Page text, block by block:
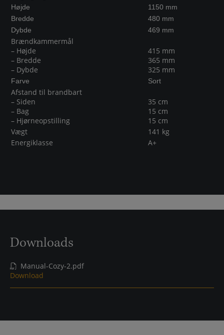
Højde
1150 mm
Bredde
480 mm
Dybde
469 mm
Brændkammermål
– Højde
– Bredde
– Dybde
415 mm
365 mm
325 mm
Farve Sort
Afstand til brandbart
– Siden
– Bag
– Hjørneopstilling
35 cm
15 cm
15 cm
Vægt
141 kg
Energiklasse
A+
Downloads
Manual-Cozy-2.pdf
Download